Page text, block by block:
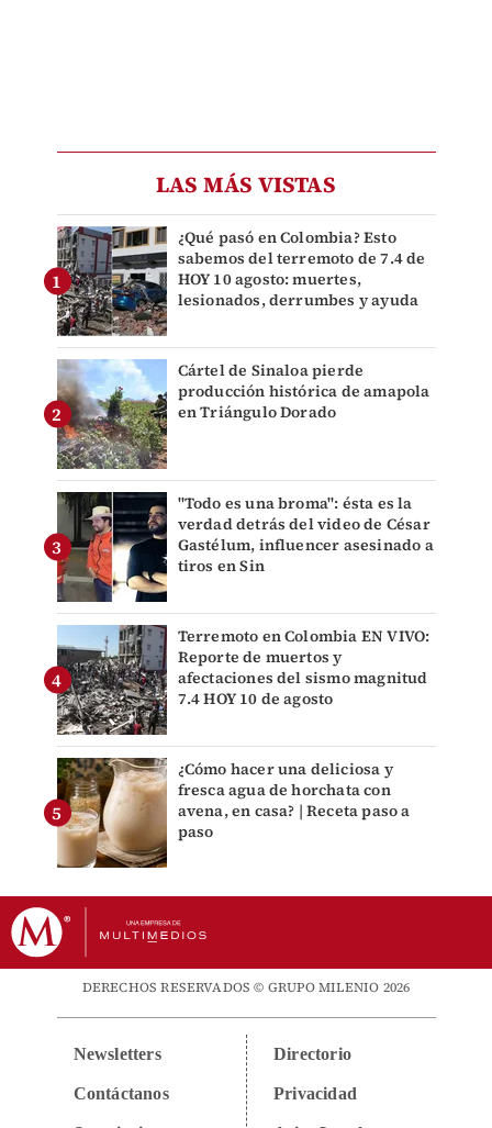
LAS MÁS VISTAS
¿Qué pasó en Colombia? Esto
sabemos del terremoto de 7.4 de
HOY 10 agosto: muertes,
lesionados, derrumbes y ayuda
Cártel de Sinaloa pierde
producción histórica de amapola
en Triángulo Dorado
"Todo es una broma": ésta es la
verdad detrás del video de César
Gastélum, influencer asesinado a
tiros en Sin
Terremoto en Colombia EN VIVO:
Reporte de muertos y
afectaciones del sismo magnitud
7.4 HOY 10 de agosto
¿Cómo hacer una deliciosa y
fresca agua de horchata con
avena, en casa? | Receta paso a
paso
DERECHOS RESERVADOS © GRUPO MILENIO 2026
Newsletters
Contáctanos
Directorio
Privacidad